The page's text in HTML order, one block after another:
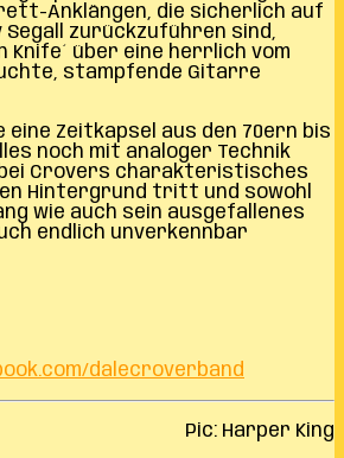
Anklängen, die sicherlich auf
Segall zurückzuführen sind,
Knife´ über eine herrlich vom
stampfende Gitarre
eine Zeitkapsel aus den 70ern bis
noch mit analoger Technik
Crovers charakteristisches
Hintergrund tritt und sowohl
wie auch sein ausgefallenes
endlich unverkennbar
dalecroverband
Pic: Harper King